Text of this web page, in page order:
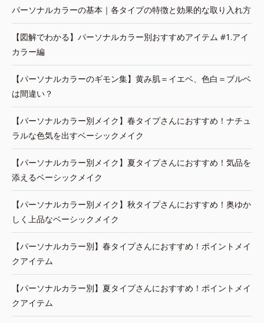
パーソナルカラーの基本｜各タイプの特徴と効果的な取り入れ方
【図解でわかる】パーソナルカラー別おすすめアイテム #1.アイ
カラー編
【パーソナルカラーのギモン集】黄み肌＝イエベ、色白＝ブルベ
は間違い？
【パーソナルカラー別メイク】春タイプさんにおすすめ！ナチュ
ラルな色気を出すベーシックメイク
【パーソナルカラー別メイク】夏タイプさんにおすすめ！気品を
添えるベーシックメイク
【パーソナルカラー別メイク】秋タイプさんにおすすめ！奥ゆか
しく上品なベーシックメイク
【パーソナルカラー別】春タイプさんにおすすめ！ポイントメイ
クアイテム
【パーソナルカラー別】夏タイプさんにおすすめ！ポイントメイ
クアイテム